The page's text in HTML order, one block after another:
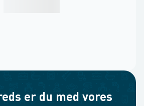
er du med vores